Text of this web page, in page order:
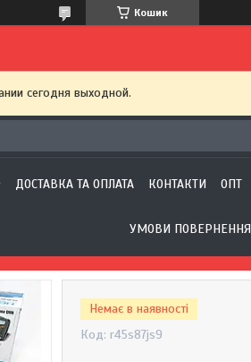
Кошик
сегодня выходной.
ДОСТАВКА ТА ОПЛАТА КОНТАКТИ ОПТ
УМОВИ ПОВЕРНЕННЯ
Немає в наявності
Код: r45s87js9